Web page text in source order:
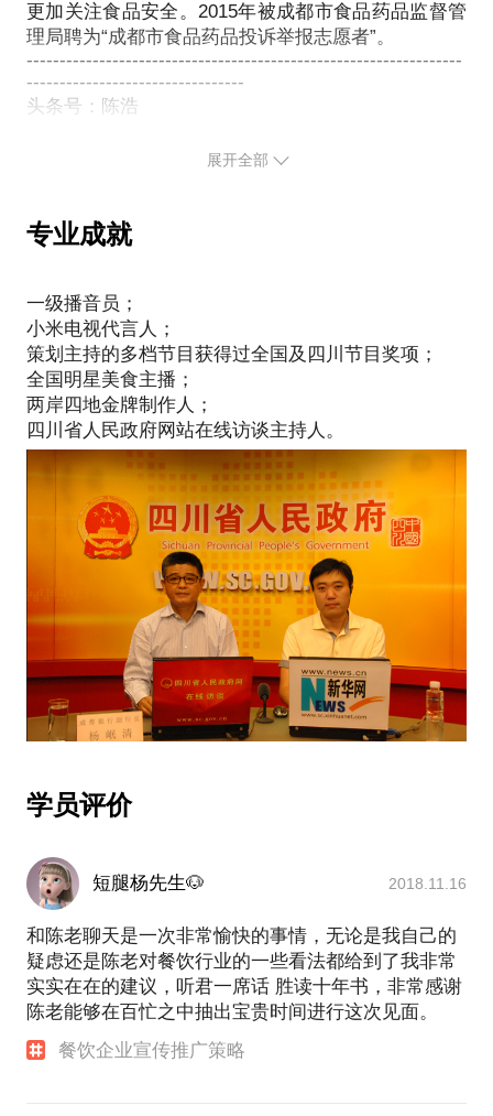
更加关注食品安全。2015年被成都市食品药品监督管
理局聘为“成都市食品药品投诉举报志愿者”。
------------------------------------------------------------------
---------------------------------
头条号：陈浩
------------------------------------------------------------------
全国十大民生品牌节目《非常投诉》主持人陈浩专访
“成都范儿美食家”下周亮相 打造成都美食指南
展开全部
专业成就
一级播音员；
小米电视代言人；
策划主持的多档节目获得过全国及四川节目奖项；
全国明星美食主播；
两岸四地金牌制作人；
学员评价
短腿杨先生🐶 2018.11.16
和陈老聊天是一次非常愉快的事情，无论是我自己的
疑虑还是陈老对餐饮行业的一些看法都给到了我非常
实实在在的建议，听君一席话 胜读十年书，非常感谢
陈老能够在百忙之中抽出宝贵时间进行这次见面。
餐饮企业宣传推广策略